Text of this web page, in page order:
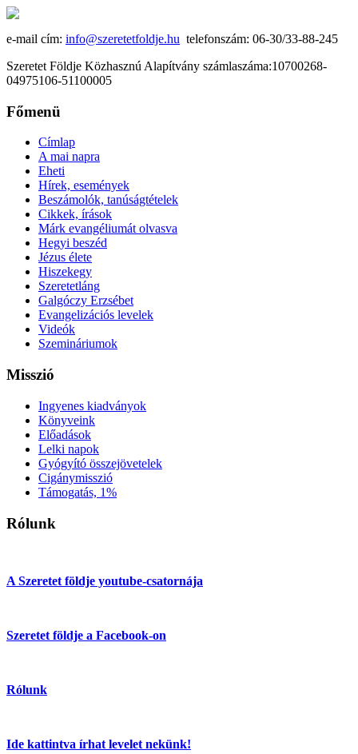
e-mail cím: info@szeretetfoldje.hu telefonszám: 06-30/33-88-245
Szeretet Földje Közhasznú Alapítvány számlaszáma:10700268-
04975106-51100005
Főmenü
Címlap
A mai napra
Eheti
Hírek, események
Beszámolók, tanúságtételek
Cikkek, írások
Márk evangéliumát olvasva
Hegyi beszéd
Jézus élete
Hiszekegy
Szeretetláng
Galgóczy Erzsébet
Evangelizációs levelek
Videók
Szemináriumok
Misszió
Ingyenes kiadványok
Könyveink
Előadások
Lelki napok
Gyógyító összejövetelek
Cigánymisszió
Támogatás, 1%
Rólunk
A Szeretet földje youtube-csatornája
Szeretet földje a Facebook-on
Rólunk
Ide kattintva írhat levelet nekünk!